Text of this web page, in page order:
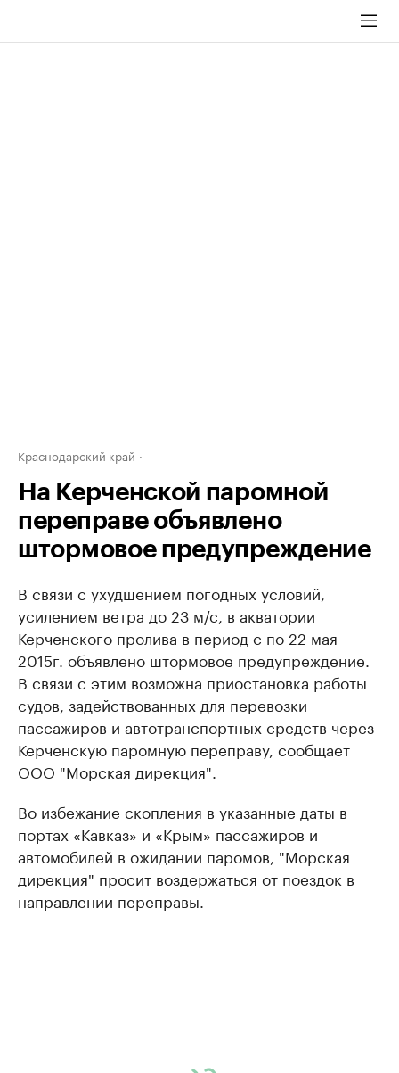
Краснодарский край
На Керченской паромной
переправе объявлено
штормовое предупреждение
В связи с ухудшением погодных условий,
усилением ветра до 23 м/с, в акватории
Керченского пролива в период с по 22 мая
2015г. объявлено штормовое предупреждение.
В связи с этим возможна приостановка работы
судов, задействованных для перевозки
пассажиров и автотранспортных средств через
Керченскую паромную переправу, сообщает
ООО "Морская дирекция".
Во избежание скопления в указанные даты в
портах «Кавказ» и «Крым» пассажиров и
автомобилей в ожидании паромов, "Морская
дирекция" просит воздержаться от поездок в
направлении переправы.